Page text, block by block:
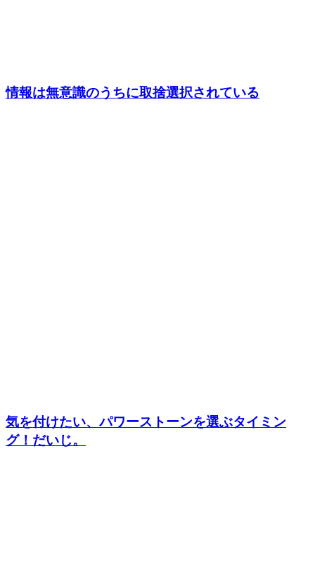
情報は無意識のうちに取捨選択されている
気を付けたい、パワーストーンを選ぶタイミン
グ！だいじ。